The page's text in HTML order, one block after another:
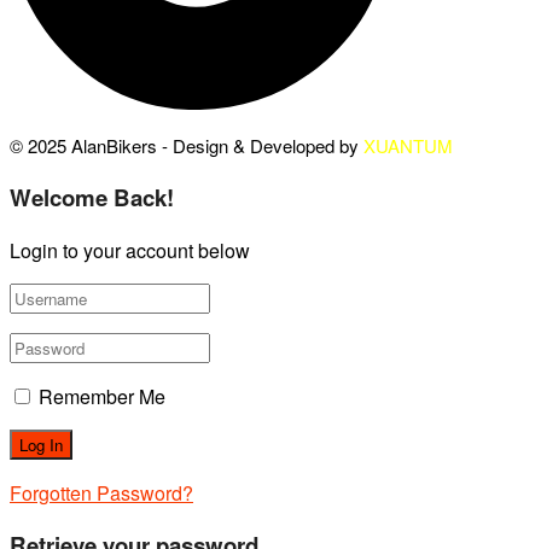
© 2025 AlanBikers - Design & Developed by XUANTUM
Welcome Back!
Login to your account below
Remember Me
Forgotten Password?